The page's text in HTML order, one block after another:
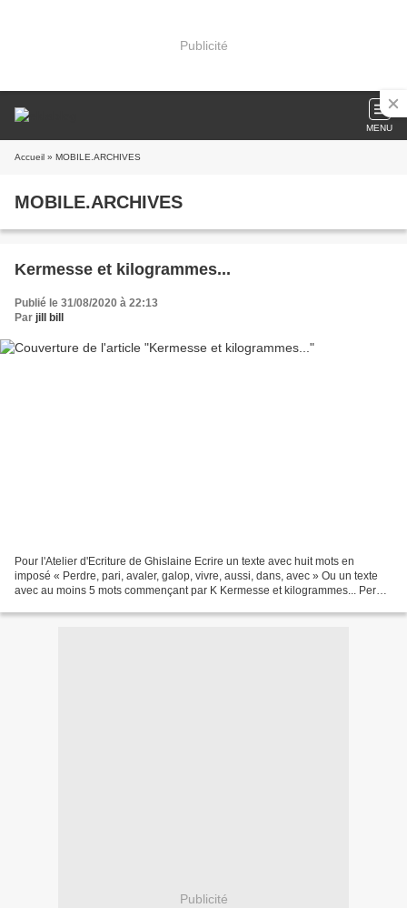
Publicité
MENU
Accueil » MOBILE.ARCHIVES
MOBILE.ARCHIVES
Kermesse et kilogrammes...
Publié le 31/08/2020 à 22:13
Par jill bill
Pour l'Atelier d'Ecriture de Ghislaine Ecrire un texte avec huit mots en
imposé « Perdre, pari, avaler, galop, vivre, aussi, dans, avec » Ou un texte
avec au moins 5 mots commençant par K Kermesse et kilogrammes... Perdre
Publicité